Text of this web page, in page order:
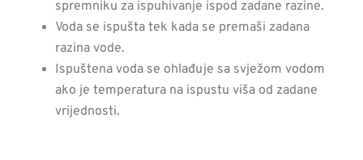
spremniku za ispuhivanje ispod zadane razine.
Voda se ispušta tek kada se premaši zadana
razina vode.
Ispuštena voda se ohlađuje sa svježom vodom
ako je temperatura na ispustu viša od zadane
vrijednosti.